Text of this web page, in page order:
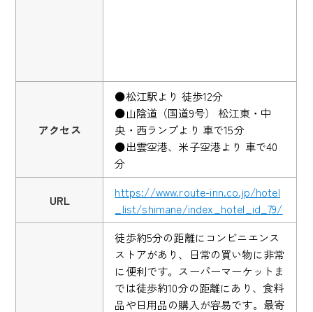
アクセス
●松江駅より 徒歩12分
●山陰道（国道9号） 松江東・中
央・西ランプより 車で15分
●出雲空港、米子空港より 車で40
分
URL
https://www.route-inn.co.jp/hotel
_list/shimane/index_hotel_id_79/
徒歩約5分の距離にコンビニエンス
ストアがあり、日常の買い物に非常
に便利です。スーパーマーケットま
では徒歩約10分の距離にあり、食料
品や日用品の購入が容易です。最寄